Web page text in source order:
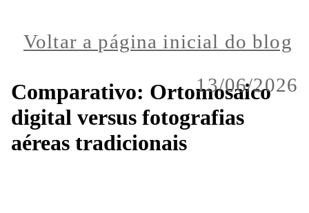
13/06/2026
Voltar a página inicial do blog
Comparativo: Ortomosaico
digital versus fotografias
aéreas tradicionais